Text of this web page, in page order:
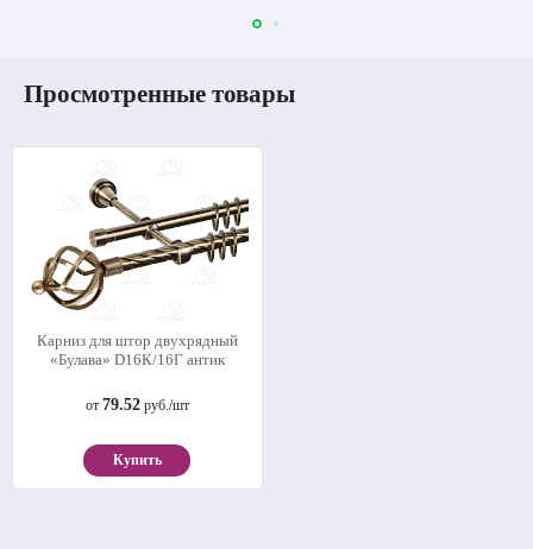
Просмотренные товары
Карниз для штор двухрядный
«Булава» D16К/16Г антик
от 79.52руб./шт
Купить